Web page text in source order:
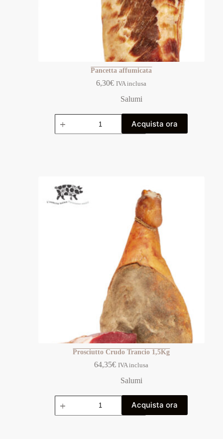
Pancetta affumicata
6,30€ IVA inclusa
Salumi
Acquista ora
Prosciutto Crudo Trancio 1,5Kg
64,35€ IVA inclusa
Salumi
Acquista ora